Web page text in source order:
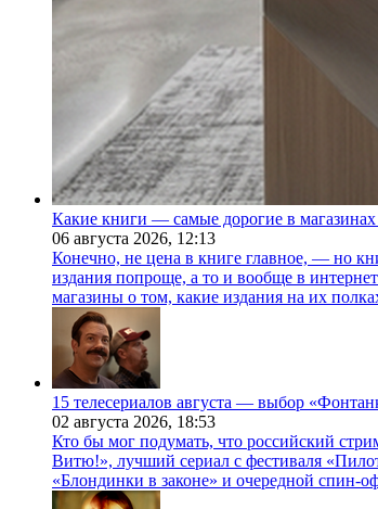
Какие книги — самые дорогие в магазинах
06 августа 2026, 12:13
Конечно, не цена в книге главное, — но
издания попроще, а то и вообще в
магазины о том, какие издания на их
15 телесериалов августа — выбор
02 августа 2026, 18:53
Кто бы мог подумать, что российский
Витю!», лучший сериал с фестиваля
«Блондинки в законе» и очередной спин-